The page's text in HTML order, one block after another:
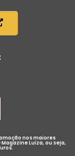
nos maiores
Luiza, ou seja,